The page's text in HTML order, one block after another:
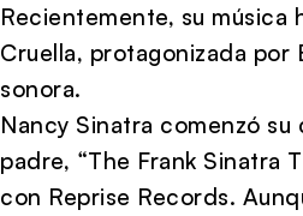
Recientemente, su música
Cruella, protagonizada por
sonora.
Nancy Sinatra comenzó
padre, “The Frank Sinatra
con Reprise Records.